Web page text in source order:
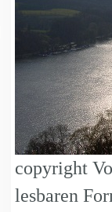
copyright
lesbaren